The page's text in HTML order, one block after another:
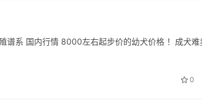
谱系 国内行情 8000左右起步价的幼犬价格 ！成犬难
0